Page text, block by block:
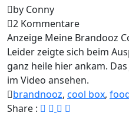
by Conny
2 Kommentare
Anzeige Meine Brandooz
Leider zeigte sich beim
ganz heile hier ankam.
im Video ansehen.
brandnooz, cool box,
Share :